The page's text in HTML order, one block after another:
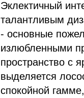
Эклектичный
талантливым
- основные
излюбленными
пространство с
выделяется
спокойной